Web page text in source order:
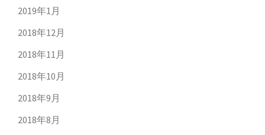
2019年1月
2018年12月
2018年11月
2018年10月
2018年9月
2018年8月